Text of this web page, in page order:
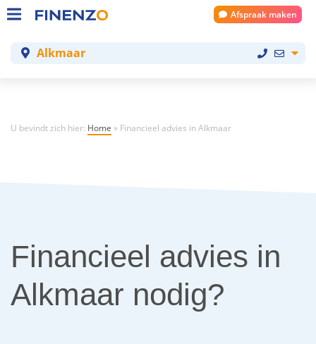
Afspraak maken
Alkmaar
U bevindt zich hier: Home » Financieel advies in Alkmaar
Financieel advies in
Alkmaar nodig?